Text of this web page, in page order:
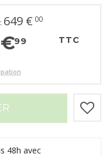
649 € 00
€99 TTC
48h avec